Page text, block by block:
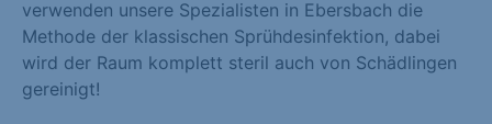
verwenden unsere Spezialisten in Ebersbach die
Methode der klassischen Sprühdesinfektion, dabei
wird der Raum komplett steril auch von Schädlingen
gereinigt!